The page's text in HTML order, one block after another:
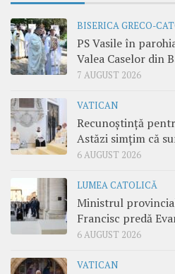
BISERICA GRECO-
PS Vasile în
Valea Caselor din
7 AUGUST 2026
VATICAN
Recunoștință
Astăzi simțim că
6 AUGUST 2026
LUMEA CATOLICĂ
Ministrul
Francisc predă
6 AUGUST 2026
VATICAN